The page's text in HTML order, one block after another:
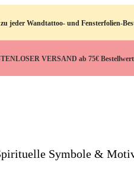
jeder Wandtattoo- und Fensterfolien-
VERSAND ab 75€
Symbole &